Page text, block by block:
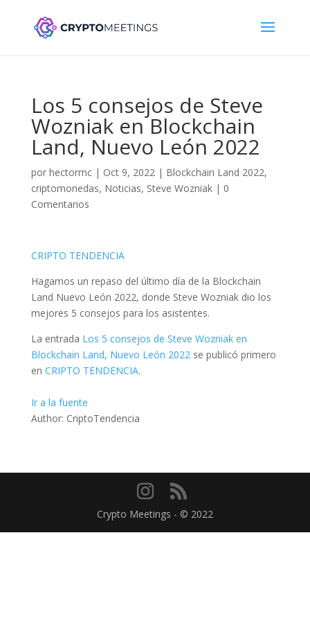
Los 5 consejos de Steve
Wozniak en Blockchain
Land, Nuevo León 2022
por hectormc| Oct 9, 2022| Blockchain Land 2022,
criptomonedas, Noticias, Steve Wozniak| 0
Comentarios
CRIPTO TENDENCIA
Hagamos un repaso del último día de la Blockchain
Land Nuevo León 2022, donde Steve Wozniak dio los
mejores 5 consejos para los asistentes.
La entrada Los 5 consejos de Steve Wozniak en
Blockchain Land, Nuevo León 2022se publicó primero
en CRIPTO TENDENCIA.
Ir a la fuente
Author: CriptoTendencia
Crypto Meetings - © 2022